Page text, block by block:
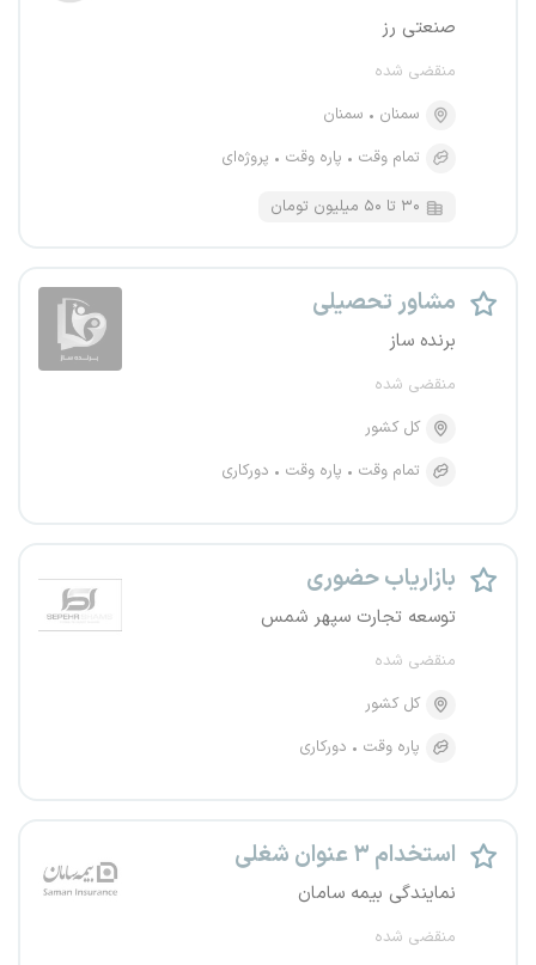
صنعتی رز
منقضی شده
سمنان
سمنان
تمام وقت
پاره وقت پروژه‌ای
۳۰ تا ۵۰ میلیون تومان
مشاور تحصیلی
برنده ساز
منقضی شده
کل کشور
تمام وقت
پاره وقت دورکاری
بازاریاب حضوری
توسعه تجارت سپهر شمس
منقضی شده
کل کشور
پاره وقت
دورکاری
استخدام ۳ عنوان شغلی
نمایندگی بیمه سامان
منقضی شده